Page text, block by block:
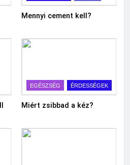
Mennyi cement kell?
EGÉSZSÉG ÉRDESSÉGEK
Miért zsibbad a kéz?